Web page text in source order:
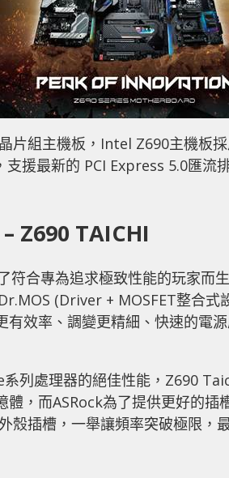
片組主機板，Intel Z690主機板
援最新的 PCI Express 5.0匯流
Z690 TAICHI
符合專為追求極致性能的玩家而
(Driver + MOSFET整合
效率、調變更精細、快速的電
列處理器的絕佳性能，Z690
，而ASRock為了提供更好的插
殼插槽，一舉讓頻率突破極限，